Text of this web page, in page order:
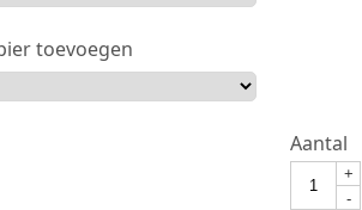
toevoegen
Aantal
+
-